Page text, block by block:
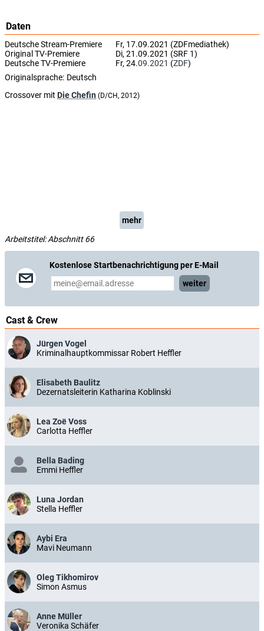
Daten
Deutsche Stream-Premiere
Fr, 17.09.2021 (ZDFmediathek)
Original TV-Premiere
Di, 21.09.2021 (SRF 1)
Deutsche TV-Premiere
Fr, 24.09.2021 (ZDF)
Originalsprache: Deutsch
Crossover mit Die Chefin (D/CH, 2012)
mehr
Arbeitstitel: Abschnitt 66
Kostenlose Startbenachrichtigung per E-Mail
weiter
Cast & Crew
Jürgen Vogel
Kriminalhauptkommissar Robert Heffler
Elisabeth Baulitz
Dezernatsleiterin Katharina Koblinski
Lea Zoë Voss
Carlotta Heffler
Bella Bading
Emmi Heffler
Luna Jordan
Stella Heffler
Aybi Era
Mavi Neumann
Oleg Tikhomirov
Simon Asmus
Anne Müller
Veronika Schäfer